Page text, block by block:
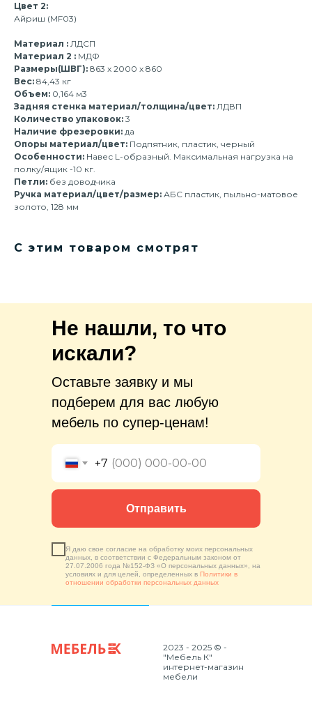
Цвет 2:
Айриш (MF03)
Материал : ЛДСП
Материал 2 : МДФ
Размеры(ШВГ): 863 x 2000 x 860
Вес: 84,43 кг
Объем: 0,164 м3
Задняя стенка материал/толщина/цвет: ЛДВП
Количество упаковок: 3
Наличие фрезеровки: да
Опоры материал/цвет: Подпятник, пластик, черный
Особенности: Навес L-образный. Максимальная нагрузка на
полку/ящик -10 кг.
Петли: без доводчика
Ручка материал/цвет/размер: АБС пластик, пыльно-матовое
золото, 128 мм
С этим товаром смотрят
Не нашли, то что
искали?
Оставьте заявку и мы
подберем для вас любую
мебель по супер-ценам!
+7
Я даю свое согласие на обработку моих персональных
данных, в соответствии с Федеральным законом от
27.07.2006 года №152-ФЗ «О персональных данных», на
условиях и для целей, определенных в Политики в
отношении обработки персональных данных
Отправить
2023 - 2025 © -
"Мебель К"
интернет-магазин
мебели